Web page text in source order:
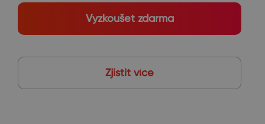
Vyzkoušet zdarma
Zjistit více